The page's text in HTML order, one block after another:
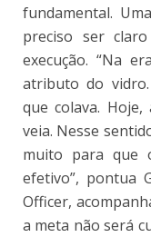
fundamental.
preciso ser
execução. “Na
atributo do
que colava.
veia. Nesse
muito para que
efetivo”, pontua
Officer,
a meta não será